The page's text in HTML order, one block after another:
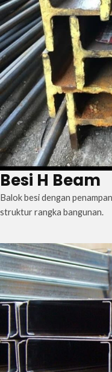
Besi H Beam
Balok besi dengan
struktur rangka bangunan.